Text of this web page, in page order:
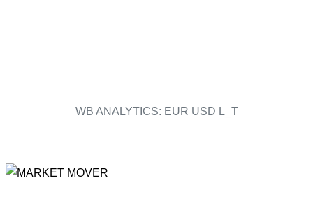
WB ANALYTICS: EUR USD L_T